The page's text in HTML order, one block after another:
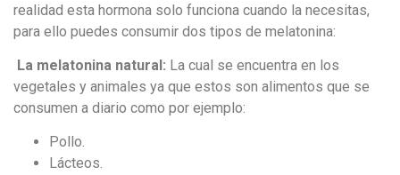
realidad esta hormona solo funciona cuando la necesitas,
para ello puedes consumir dos tipos de melatonina:
La melatonina natural: La cual se encuentra en los
vegetales y animales ya que estos son alimentos que se
consumen a diario como por ejemplo:
Pollo.
Lácteos.